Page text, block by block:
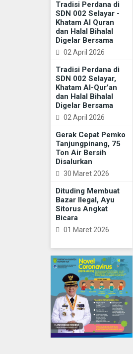
Tradisi Perdana di
SDN 002 Selayar -
Khatam Al Quran
dan Halal Bihalal
Digelar Bersama
02 April 2026
Tradisi Perdana di
SDN 002 Selayar,
Khatam Al-Qur’an
dan Halal Bihalal
Digelar Bersama
02 April 2026
Gerak Cepat Pemko
Tanjungpinang, 75
Ton Air Bersih
Disalurkan
30 Maret 2026
Dituding Membuat
Bazar Ilegal, Ayu
Sitorus Angkat
Bicara
01 Maret 2026